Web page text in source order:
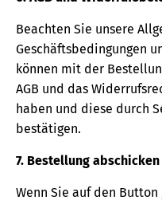
Beachten Sie unsere
Geschäftsbedingungen
können mit der
AGB und das
haben und diese durch
bestätigen.
7. Bestellung abschicken
Wenn Sie auf den